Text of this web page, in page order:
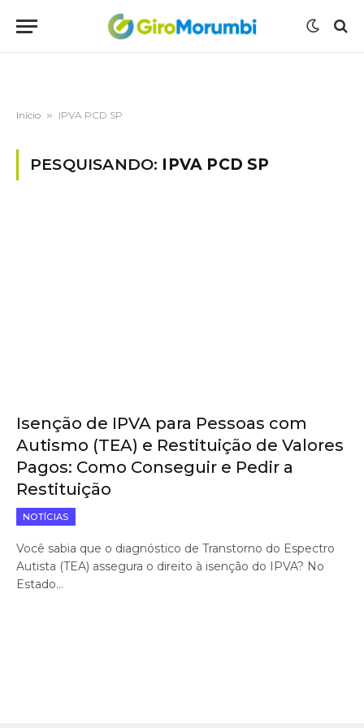
Início » IPVA PCD SP
PESQUISANDO: IPVA PCD SP
Isenção de IPVA para Pessoas com
Autismo (TEA) e Restituição de Valores
Pagos: Como Conseguir e Pedir a
Restituição
NOTÍCIAS
Você sabia que o diagnóstico de Transtorno do Espectro
Autista (TEA) assegura o direito à isenção do IPVA? No
Estado…